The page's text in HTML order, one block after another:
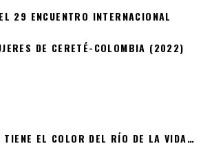
29 ENCUENTRO INTERNACIONAL
DE CERETÉ-COLOMBIA (2022)
TIENE EL COLOR DEL RÍO DE LA VIDA…